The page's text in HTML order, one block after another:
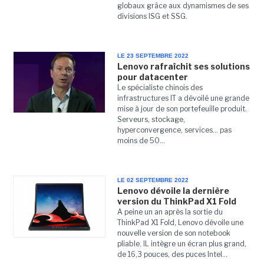
globaux grâce aux dynamismes de ses
divisions ISG et SSG.
LE 23 SEPTEMBRE 2022
Lenovo rafraîchit ses solutions
pour datacenter
Le spécialiste chinois des
infrastructures IT a dévoilé une grande
mise à jour de son portefeuille produit.
Serveurs, stockage,
hyperconvergence, services... pas
moins de 50...
LE 02 SEPTEMBRE 2022
Lenovo dévoile la dernière
version du ThinkPad X1 Fold
A peine un an après la sortie du
ThinkPad X1 Fold, Lenovo dévoile une
nouvelle version de son notebook
pliable. IL intègre un écran plus grand,
de 16,3 pouces, des puces Intel...